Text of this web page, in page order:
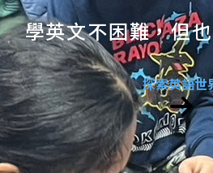
學英文不困難，但
探索英語世